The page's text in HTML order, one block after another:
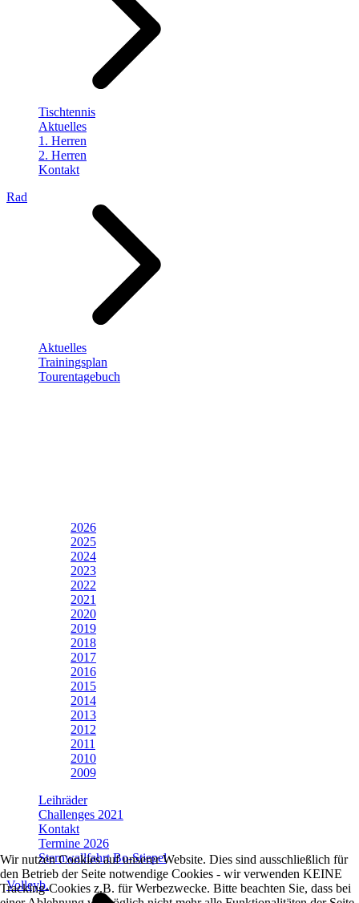
Tischtennis
Aktuelles
1. Herren
2. Herren
Kontakt
Rad
Aktuelles
Trainingsplan
Tourentagebuch
2026
2025
2024
2023
2022
2021
2020
2019
2018
2017
2016
2015
2014
2013
2012
2011
2010
2009
Leihräder
Challenges 2021
Kontakt
Termine 2026
Sternwallfahrt Bo-Stiepel
Volleyb.
Wir nutzen Cookies auf unserer Website. Dies sind ausschließlich für
den Betrieb der Seite notwendige Cookies - wir verwenden KEINE
Tracking-Cookies z.B. für Werbezwecke. Bitte beachten Sie, dass bei